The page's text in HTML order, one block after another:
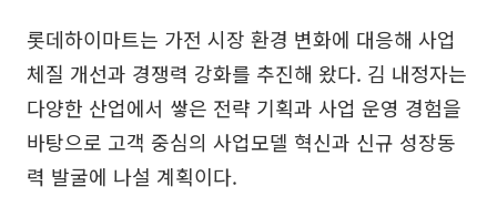
롯데하이마트는 가전 시장 환경 변화에 대응해 사업
체질 개선과 경쟁력 강화를 추진해 왔다. 김 내정자는
다양한 산업에서 쌓은 전략 기획과 사업 운영 경험을
바탕으로 고객 중심의 사업모델 혁신과 신규 성장동
력 발굴에 나설 계획이다.